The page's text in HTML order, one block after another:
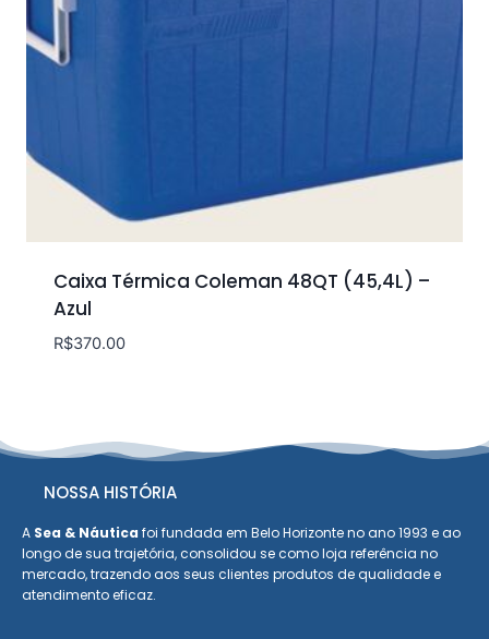
Caixa Térmica Coleman 48QT (45,4L) –
Azul
R$370.00
NOSSA HISTÓRIA
A Sea & Náutica foi fundada em Belo Horizonte no ano 1993 e ao
longo de sua trajetória, consolidou se como loja referência no
mercado, trazendo aos seus clientes produtos de qualidade e
atendimento eficaz.